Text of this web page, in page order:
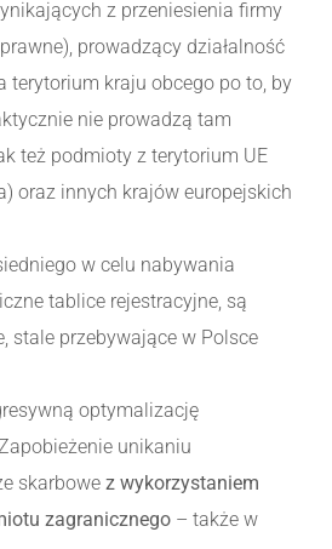
z przeniesienia firmy
prowadzący działalność
terytorium kraju obcego po to, by
nie prowadzą tam
też podmioty z terytorium UE
oraz innych krajów europejskich
w celu nabywania
tablice rejestracyjne, są
stale przebywające w Polsce
optymalizację
Zapobieżenie unikaniu
skarbowe z wykorzystaniem
zagranicznego – także w